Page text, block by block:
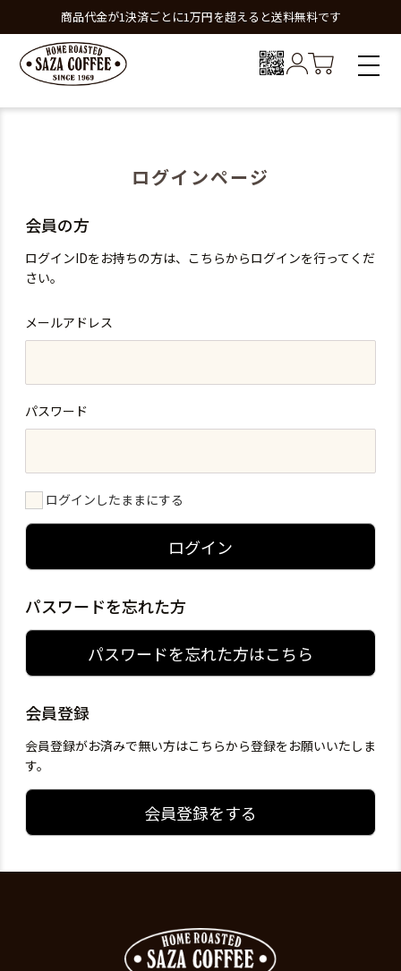
商品代金が1決済ごとに1万円を超えると送料無料です
ログインページ
会員の方
ログインIDをお持ちの方は、こちらからログインを行ってくだ
さい。
メールアドレス
パスワード
ログインしたままにする
ログイン
パスワードを忘れた方
パスワードを忘れた方はこちら
会員登録
会員登録がお済みで無い方はこちらから登録をお願いいたしま
す。
会員登録をする